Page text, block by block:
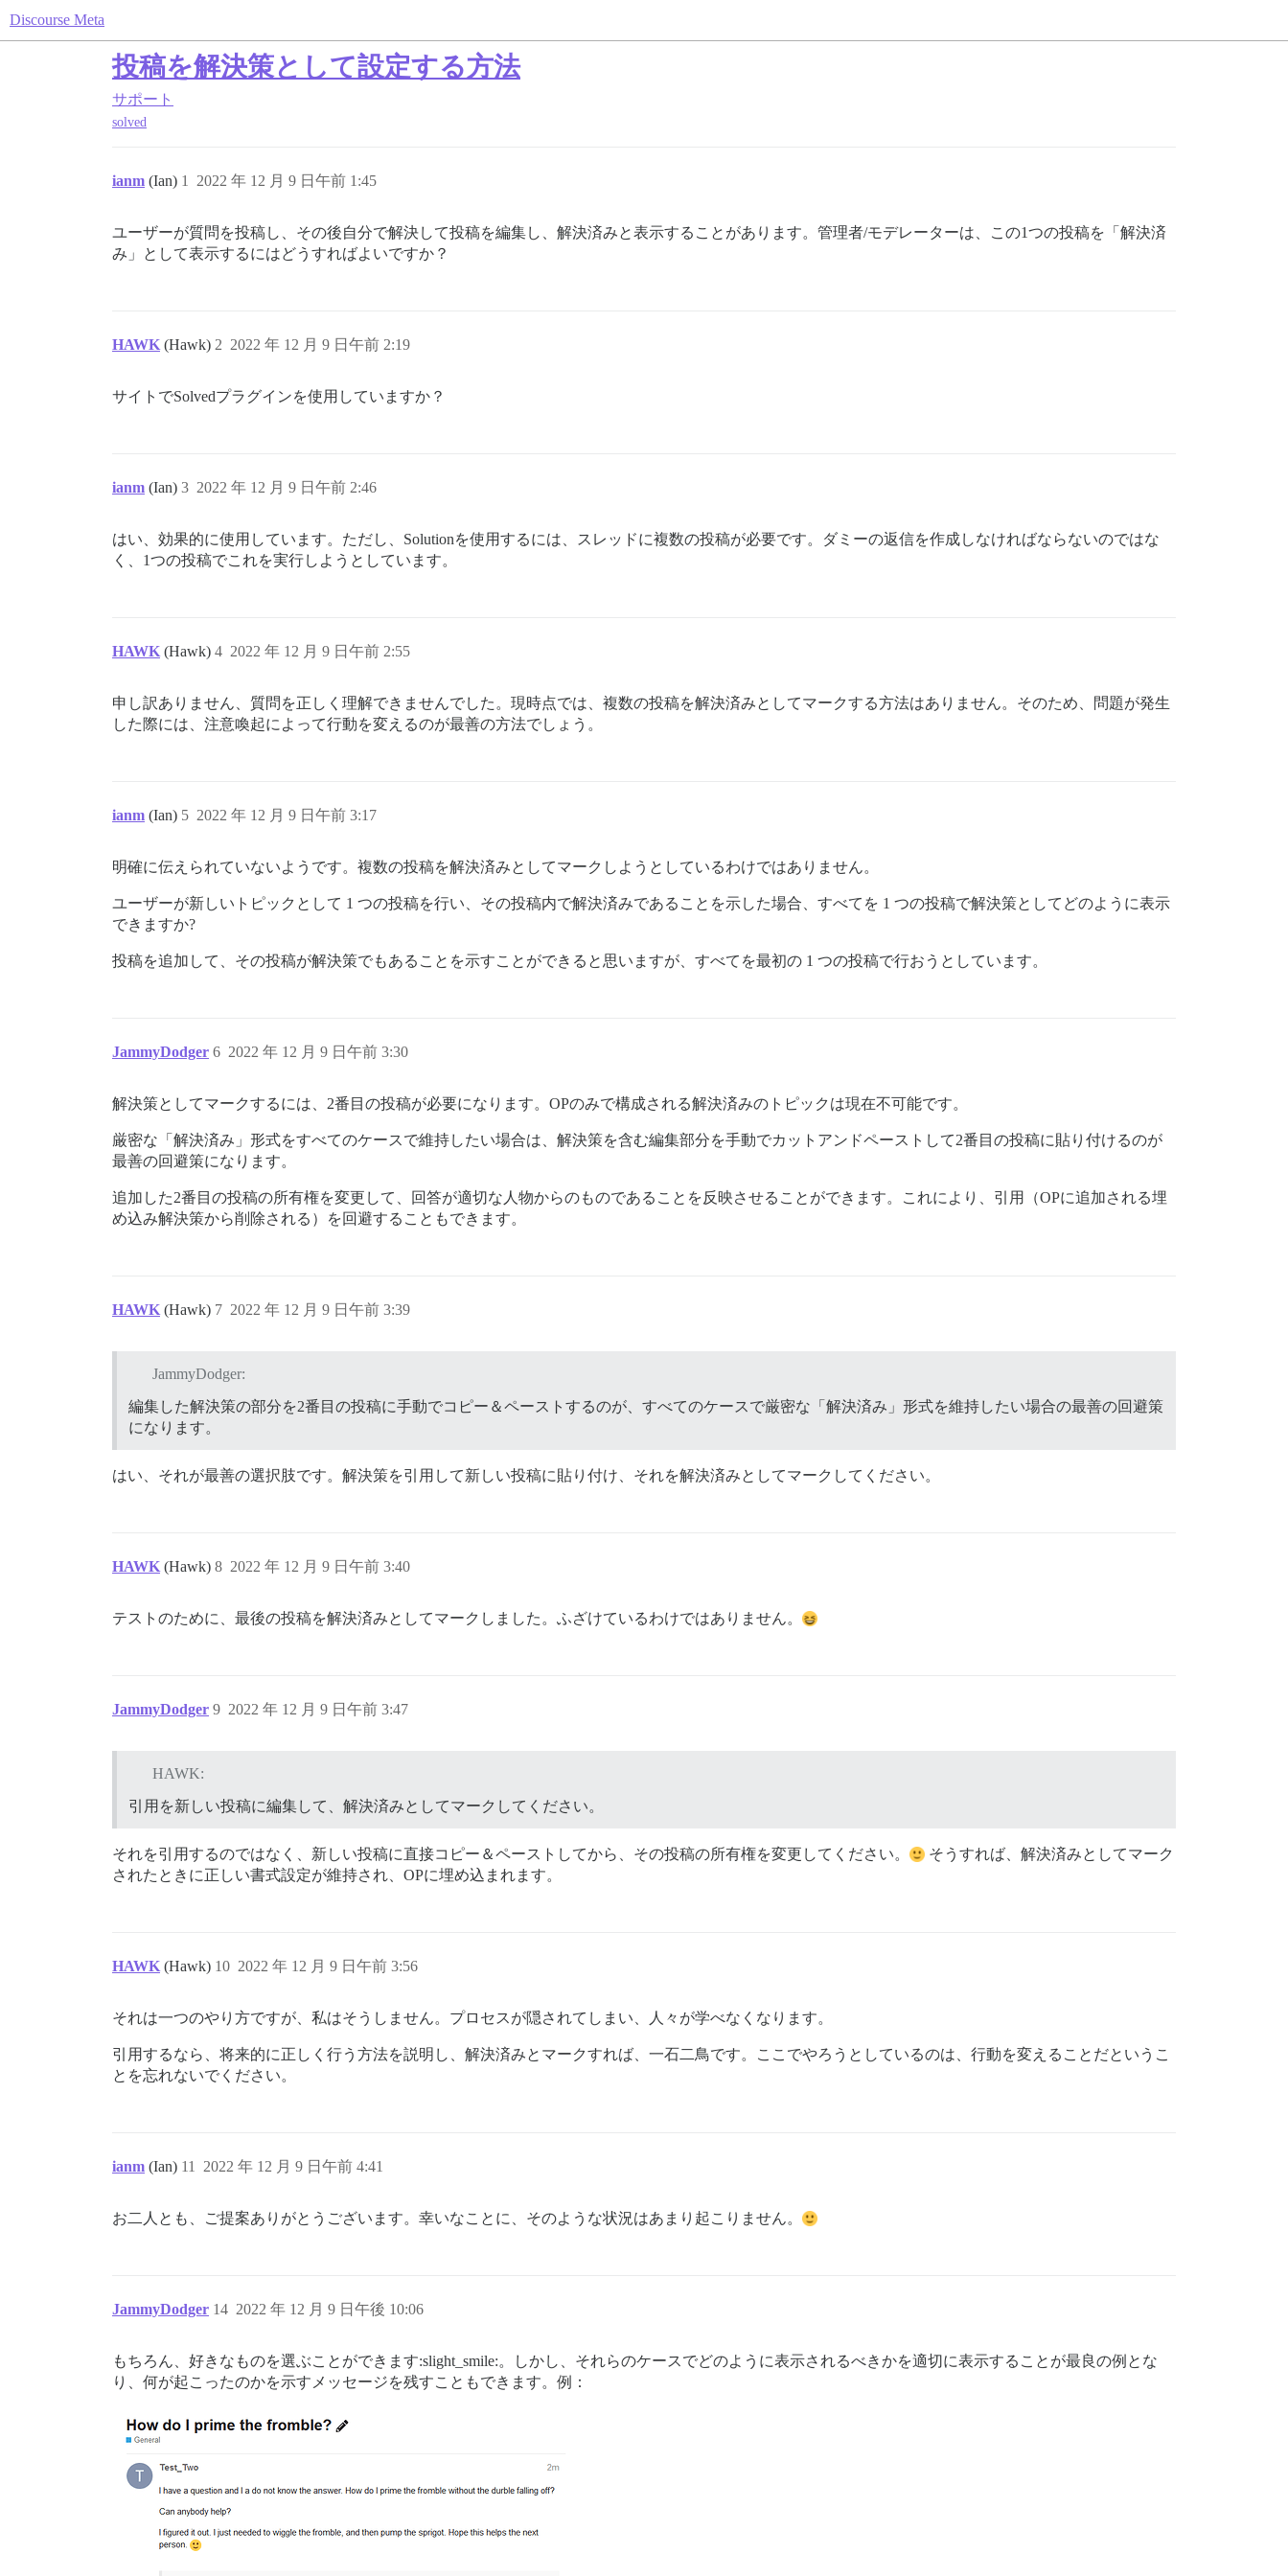
Discourse Meta
投稿を解決策として設定する方法
サポート
solved
ianm (Ian) 2022 年 12 月 9 日午前 1:45
1
ユーザーが質問を投稿し、その後自分で解決して投稿を編集し、解決済みと表示することがあります。管理者/モデレーターは、この1つの投稿を「解決済
み」として表示するにはどうすればよいですか？
HAWK (Hawk) 2022 年 12 月 9 日午前 2:19
2
サイトでSolvedプラグインを使用していますか？
ianm (Ian) 2022 年 12 月 9 日午前 2:46
3
はい、効果的に使用しています。ただし、Solutionを使用するには、スレッドに複数の投稿が必要です。ダミーの返信を作成しなければならないのではな
く、1つの投稿でこれを実行しようとしています。
HAWK (Hawk) 2022 年 12 月 9 日午前 2:55
4
申し訳ありません、質問を正しく理解できませんでした。現時点では、複数の投稿を解決済みとしてマークする方法はありません。そのため、問題が発生
した際には、注意喚起によって行動を変えるのが最善の方法でしょう。
ianm (Ian) 2022 年 12 月 9 日午前 3:17
5
明確に伝えられていないようです。複数の投稿を解決済みとしてマークしようとしているわけではありません。
ユーザーが新しいトピックとして 1 つの投稿を行い、その投稿内で解決済みであることを示した場合、すべてを 1 つの投稿で解決策としてどのように表示
できますか?
投稿を追加して、その投稿が解決策でもあることを示すことができると思いますが、すべてを最初の 1 つの投稿で行おうとしています。
JammyDodger 2022 年 12 月 9 日午前 3:30
6
解決策としてマークするには、2番目の投稿が必要になります。OPのみで構成される解決済みのトピックは現在不可能です。
厳密な「解決済み」形式をすべてのケースで維持したい場合は、解決策を含む編集部分を手動でカットアンドペーストして2番目の投稿に貼り付けるのが
最善の回避策になります。
追加した2番目の投稿の所有権を変更して、回答が適切な人物からのものであることを反映させることができます。これにより、引用（OPに追加される埋
め込み解決策から削除される）を回避することもできます。
HAWK (Hawk) 2022 年 12 月 9 日午前 3:39
7
JammyDodger:
編集した解決策の部分を2番目の投稿に手動でコピー＆ペーストするのが、すべてのケースで厳密な「解決済み」形式を維持したい場合の最善の回避策
になります。
はい、それが最善の選択肢です。解決策を引用して新しい投稿に貼り付け、それを解決済みとしてマークしてください。
HAWK (Hawk) 2022 年 12 月 9 日午前 3:40
8
テストのために、最後の投稿を解決済みとしてマークしました。ふざけているわけではありません。
JammyDodger 2022 年 12 月 9 日午前 3:47
9
HAWK:
引用を新しい投稿に編集して、解決済みとしてマークしてください。
それを引用するのではなく、新しい投稿に直接コピー＆ペーストしてから、その投稿の所有権を変更してください。
そうすれば、解決済みとしてマーク
されたときに正しい書式設定が維持され、OPに埋め込まれます。
HAWK (Hawk) 2022 年 12 月 9 日午前 3:56
10
それは一つのやり方ですが、私はそうしません。プロセスが隠されてしまい、人々が学べなくなります。
引用するなら、将来的に正しく行う方法を説明し、解決済みとマークすれば、一石二鳥です。ここでやろうとしているのは、行動を変えることだというこ
とを忘れないでください。
ianm (Ian) 2022 年 12 月 9 日午前 4:41
11
お二人とも、ご提案ありがとうございます。幸いなことに、そのような状況はあまり起こりません。
JammyDodger 2022 年 12 月 9 日午後 10:06
14
もちろん、好きなものを選ぶことができます:slight_smile:。しかし、それらのケースでどのように表示されるべきかを適切に表示することが最良の例とな
り、何が起こったのかを示すメッセージを残すこともできます。例：